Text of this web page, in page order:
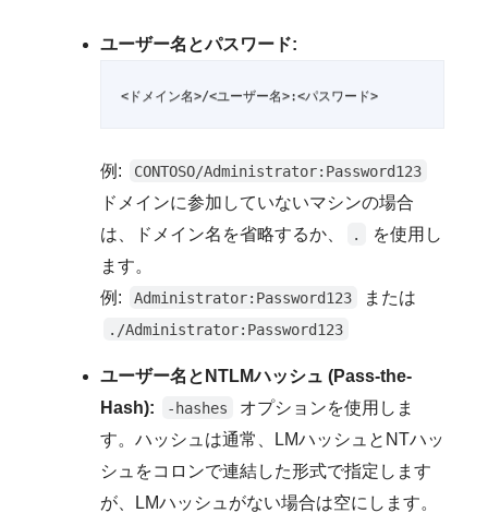
ユーザー名とパスワード:
<ドメイン名>/<ユーザー名>:<パスワード>
例: CONTOSO/Administrator:Password123
ドメインに参加していないマシンの場合
は、ドメイン名を省略するか、
.
を使用し
ます。
例:
Administrator:Password123 または
./Administrator:Password123
ユーザー名とNTLMハッシュ (Pass-the-
Hash):
-hashes
オプションを使用しま
す。ハッシュは通常、LMハッシュとNTハッ
シュをコロンで連結した形式で指定します
が、LMハッシュがない場合は空にします。